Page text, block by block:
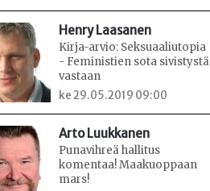
Henry Laasanen
Kirja-arvio: Seksuaaliutopia
- Feministien sota sivistystä
vastaan
ke 29.05.2019 09:00
Arto Luukkanen
Punavihreä hallitus
komentaa! Maakuoppaan
mars!